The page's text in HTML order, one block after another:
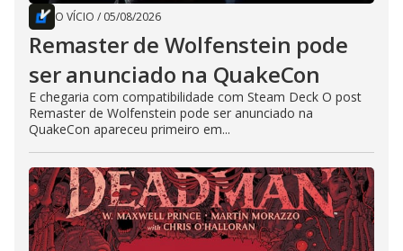
O VÍCIO / 05/08/2026
Remaster de Wolfenstein pode
ser anunciado na QuakeCon
E chegaria com compatibilidade com Steam Deck O post
Remaster de Wolfenstein pode ser anunciado na
QuakeCon apareceu primeiro em...